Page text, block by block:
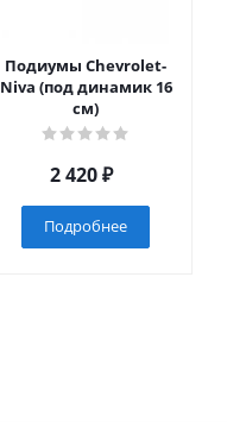
Подиумы Chevrolet-
Niva (под динамик 16
см)
2 420₽
Подробнее